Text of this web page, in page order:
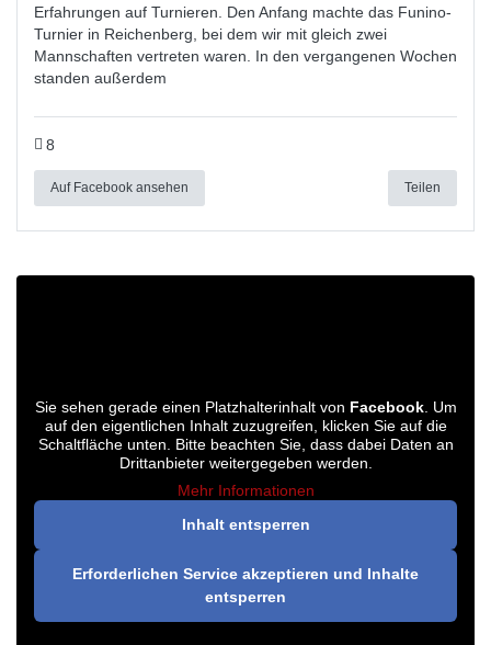
Erfahrungen auf Turnieren. Den Anfang machte das Funino-
Turnier in Reichenberg, bei dem wir mit gleich zwei
Mannschaften vertreten waren. In den vergangenen Wochen
standen außerdem
8
Auf Facebook ansehen Teilen
Sie sehen gerade einen Platzhalterinhalt von Facebook. Um
auf den eigentlichen Inhalt zuzugreifen, klicken Sie auf die
Schaltfläche unten. Bitte beachten Sie, dass dabei Daten an
Drittanbieter weitergegeben werden.
Mehr Informationen
Inhalt entsperren
Erforderlichen Service akzeptieren und Inhalte
entsperren